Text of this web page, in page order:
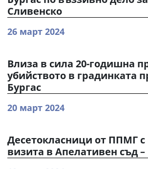
Сливенско
26 март 2024
Влиза в сила 20-годишна
убийството в градинката
Бургас
20 март 2024
Десетокласници от ППМГ с
визита в Апелативен съд –